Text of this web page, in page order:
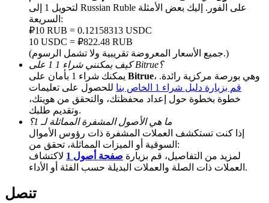
الإحالة
قم بدعوة صديق لتحصل على مكافآت نقدية
BTC Welcome Rewards
لتحويل 1 إلى Russian Ruble على الفور. إليك بعض الأمثلة
السريعة:
₽10 RUB = 0.12158313 USDC
10 USDC = ₽822.48 RUB
(جميع الأسعار المعروضة تقريبية ولا تشمل الرسوم.)
كيف يمكنني شراء 1 1 على Bitrue؟
Bitrue ، وهي بورصة مركزية رائدة.
قم بزيارة دليل شراء 1 الخاص بنا
للحصول على تعليمات
خطوة بخطوة حول إعداد محفظتك، والتحقق من هويتك،
وتقديم طلبك.
ما هي الأصول المشفرة المماثلة لـ 1؟
إذا كنت تستكشف العملات المشفرة ذات رؤوس الأموال
السوقية أو الميزات المماثلة، تحقق من:
لمزيد من التفاصيل، قم بزيارة صفحة أصول 1
لاكتشاف
العملات ذات الصلة والعملات البديلة حسب الفئة أو الأداء.
تنصل